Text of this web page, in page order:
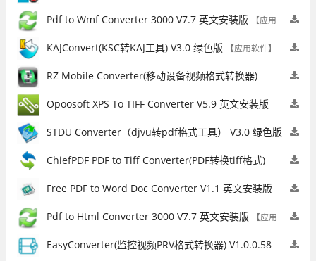
V3.3.18.717.393 英文安装版 【应用软件】
Pdf to Wmf Converter 3000 V7.7 英文安装版
【应用
软件】
KAJConvert(KSC转KAJ工具) V3.0 绿色版 【应用软件】
RZ Mobile Converter(移动设备视频格式转换器)
V4.00 英文安装版【应用软件】
Opoosoft XPS To TIFF Converter V5.9 英文安装版
【应用软件】
STDU Converter（djvu转pdf格式工具） V3.0 绿色版
【应用软件】
ChiefPDF PDF to Tiff Converter(PDF转换tiff格式)
V2.0 免费版
【应用软件】
Free PDF to Word Doc Converter V1.1 英文安装版
【应用软件】
Pdf to Html Converter 3000 V7.7 英文安装版
【应用
软件】
EasyConverter(监控视频PRV格式转换器) V1.0.0.58